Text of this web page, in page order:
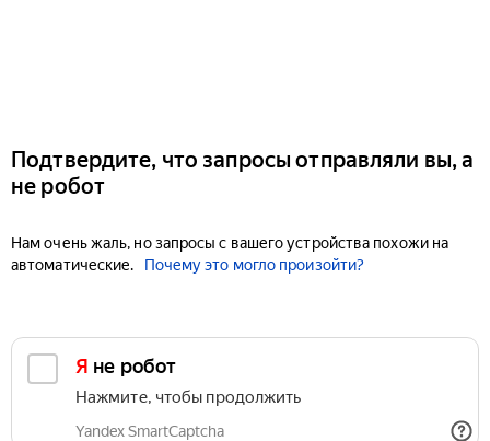
Подтвердите, что запросы отправляли вы, а
не робот
Нам очень жаль, но запросы с вашего устройства похожи на
автоматические.
Почему это могло произойти?
Я не робот
Нажмите, чтобы продолжить
Yandex SmartCaptcha